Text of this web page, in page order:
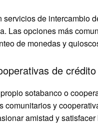
de intercambio
Las opciones más
de monedas y
de crédito
sotabanco o
comunitarios y
amistad y